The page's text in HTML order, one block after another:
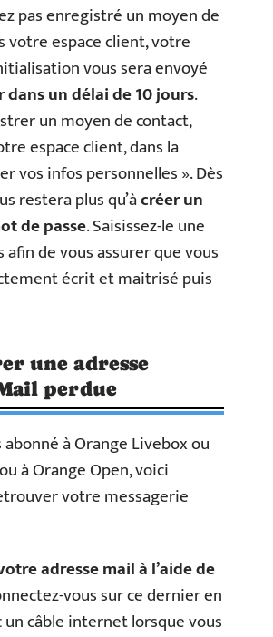
pas enregistré un moyen de
votre espace client, votre
vous sera envoyé
un délai de 10 jours.
un moyen de contact,
espace client, dans la
vos infos personnelles ». Dès
restera plus qu’àcréer un
de passe. Saisissez-le une
afin de vous assurer que vous
écrit et maitrisé puis
une adresse
perdue
à Orange Livebox ou
à Orange Open, voici
votre messagerie
adresse mail à l’aide de
vous sur ce dernier en
un câble internet lorsque vous